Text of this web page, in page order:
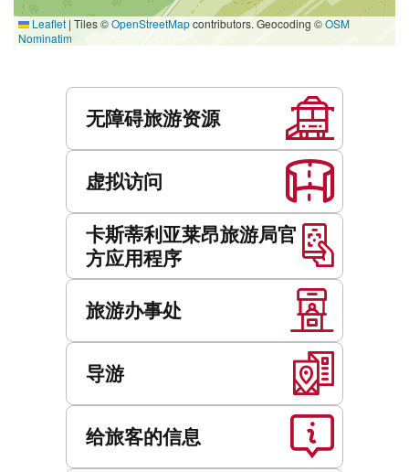
Leaflet | Tiles ©OpenStreetMapcontributors. Geocoding ©OSM
Nominatim
无障碍旅游资源
虚拟访问
卡斯蒂利亚莱昂旅游局官
方应用程序
旅游办事处
导游
给旅客的信息